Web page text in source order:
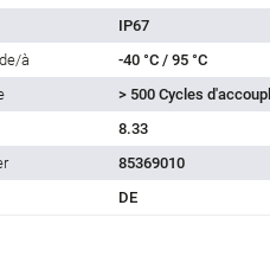
IP67
à
-40 °C / 95 °C
> 500 Cycles
8.33
85369010
DE